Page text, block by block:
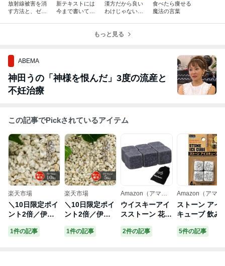
放射線被害を消
す方法と、ゼネ
新テキストには
今まで書いてな
漢方だから良い
わけじゃない、
食べたら痩せる
魔法の言葉
もっと見る
ABEMA
神田うの「神様を恨んだ」3度の流産と
不妊治療
この記事でPickされているアイテム
楽天市場
＼10日限定ポイ
ント2倍／伊勢
約9mm 砂利 庭
1件の記事
楽天市場
＼10日限定ポイ
ント2倍／伊勢
m) 5kg | 砂利 庭
1件の記事
Amazon（アマゾ
ン）
ウイスキーアイ
スストーン 花崗
スキューブ 収納
2件の記事
Amazon（アマゾ
ン）
ストーン アイ
キューブ 飲み
さをキープ キ
5件の記事